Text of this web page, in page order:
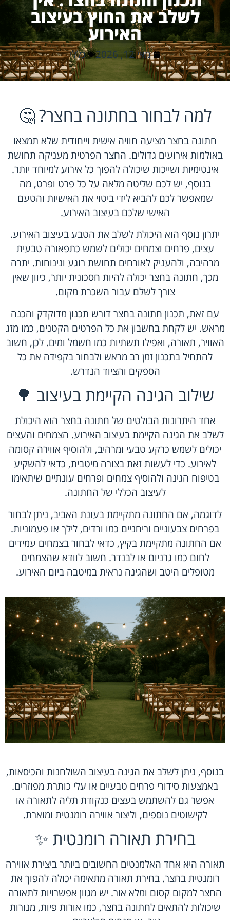
לשלב את החוץ בעיצוב
האירוע
מאי 12, 2026 כללי
למה לבחור בחתונה בחצר? 🤔
חתונה בחצר מציעה חוויה אישית וייחודית שלא תמצאו
באולמות אירועים גדולים. החצר הפרטית מעניקה תחושת
אינטימיות ושייכות שיכולה להפוך כל אירוע למיוחד יותר.
בנוסף, יש לכם שליטה מלאה על כל פרט ופרט, מה
שמאפשר לכם להביא לידי ביטוי את האישיות והטעם
האישי שלכם בעיצוב האירוע.
יתרון נוסף הוא היכולת לשלב את הטבע בעיצוב האירוע.
עצים, פרחים וצמחים יכולים לשמש כתפאורה טבעית
מרהיבה, ולהעניק לאורחים תחושת רוגע ונינוחות. יתרה
מכך, חתונה בחצר יכולה להיות חסכונית יותר, כיוון שאין
צורך לשלם עבור השכרת מקום.
עם זאת, תכנון חתונה בחצר דורש תכנון מדוקדק והכנה
מראש. יש לקחת בחשבון את כל הפרטים הקטנים, כמו מזג
האוויר, תאורה, ואפילו תשתיות כמו חשמל ומים. לכן, חשוב
להתחיל בתכנון זמן רב מראש ולבחור בקפידה את כל
הספקים והציוד הנדרש.
שילוב הגינה הקיימת בעיצוב 🌳
אחד היתרונות הבולטים של חתונה בחצר הוא היכולת
לשלב את הגינה הקיימת בעיצוב האירוע. הצמחים והעצים
יכולים לשמש כרקע טבעי ומרהיב, ולהוסיף אווירה קסומה
לאירוע. כדי לעשות זאת בצורה מיטבית, כדאי להשקיע
בטיפוח הגינה ולהוסיף צמחים ופרחים עונתיים שיתאימו
לעיצוב הכללי של החתונה.
לדוגמה, אם החתונה מתקיימת בעונת האביב, ניתן לבחור
בפרחים צבעוניים וריחניים כמו ורדים, לילך או פעמוניות.
אם החתונה מתקיימת בקיץ, כדאי לבחור בצמחים עמידים
לחום כמו גרניום או לבנדר. חשוב לוודא שהצמחים
מטופלים היטב ושהגינה נראית במיטבה ביום האירוע.
בנוסף, ניתן לשלב את הגינה בעיצוב השולחנות והכיסאות,
באמצעות סידורי פרחים טבעיים או עלי כותרת מפוזרים.
אפשר גם להשתמש בעצים כנקודת תליה לתאורה או
לקישוטים נוספים, וליצור אווירה רומנטית ומוארת.
בחירת תאורה רומנטית ✨
תאורה היא אחד האלמנטים החשובים ביותר ביצירת אווירה
רומנטית בחצר. בחירת תאורה מתאימה יכולה להפוך את
החצר למקום קסום ומלא אור. יש מגוון אפשרויות לתאורה
שיכולות להתאים לחתונה בחצר, כמו אורות פיות, מנורות